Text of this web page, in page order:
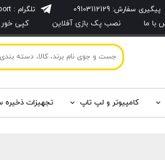
پیگیری سفارش: 09103112129
با ما نصب پک بازی آفلاین کپی
تلگرام : KioskfaSupport@
کامپیوتر و لپ تاپ تجهیزات ذخیره